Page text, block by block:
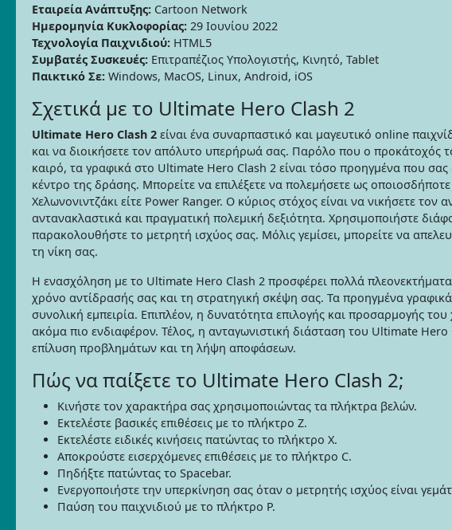
Εταιρεία Ανάπτυξης: Cartoon Network
Ημερομηνία Κυκλοφορίας: 29 Ιουνίου 2022
Τεχνολογία Παιχνιδιού: HTML5
Συμβατές Συσκευές: Επιτραπέζιος Υπολογιστής, Κινητό, Tablet
Παικτικό Σε: Windows, MacOS, Linux, Android, iOS
Σχετικά με το Ultimate Hero Clash 2
Ultimate Hero Clash 2 είναι ένα συναρπαστικό και μαγευτικό online
και να διοικήσετε τον απόλυτο υπερήρωά σας. Παρόλο που ο προκάτοχός
καιρό, τα γραφικά στο Ultimate Hero Clash 2 είναι τόσο προηγμένα που σας
κέντρο της δράσης. Μπορείτε να επιλέξετε να πολεμήσετε ως οποιοσδήποτε
Χελωνονιντζάκι είτε Power Ranger. Ο κύριος στόχος είναι να νικήσετε τον
αντανακλαστικά και πραγματική πολεμική δεξιότητα. Χρησιμοποιήστε
παρακολουθήστε το μετρητή ισχύος σας. Μόλις γεμίσει, μπορείτε να
τη νίκη σας.
Η ενασχόληση με το Ultimate Hero Clash 2 προσφέρει πολλά
χρόνο αντίδρασής σας και τη στρατηγική σκέψη σας. Τα προηγμένα
συνολική εμπειρία. Επιπλέον, η δυνατότητα επιλογής και προσαρμογής
ακόμα πιο ενδιαφέρον. Τέλος, η ανταγωνιστική διάσταση του Ultimate
επίλυση προβλημάτων και τη λήψη αποφάσεων.
Πώς να παίξετε το Ultimate Hero Clash 2;
Κινήστε τον χαρακτήρα σας χρησιμοποιώντας τα πλήκτρα βελών.
Εκτελέστε βασικές επιθέσεις με το πλήκτρο Z.
Εκτελέστε ειδικές κινήσεις πατώντας το πλήκτρο X.
Αποκρούστε εισερχόμενες επιθέσεις με το πλήκτρο C.
Πηδήξτε πατώντας το Spacebar.
Ενεργοποιήστε την υπερκίνηση σας όταν ο μετρητής ισχύος είναι
Παύση του παιχνιδιού με το πλήκτρο P.